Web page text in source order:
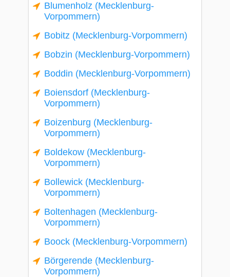
Blumenholz (Mecklenburg-
Vorpommern)
Bobitz (Mecklenburg-Vorpommern)
Bobzin (Mecklenburg-Vorpommern)
Boddin (Mecklenburg-Vorpommern)
Boiensdorf (Mecklenburg-
Vorpommern)
Boizenburg (Mecklenburg-
Vorpommern)
Boldekow (Mecklenburg-
Vorpommern)
Bollewick (Mecklenburg-
Vorpommern)
Boltenhagen (Mecklenburg-
Vorpommern)
Boock (Mecklenburg-Vorpommern)
Börgerende (Mecklenburg-
Vorpommern)